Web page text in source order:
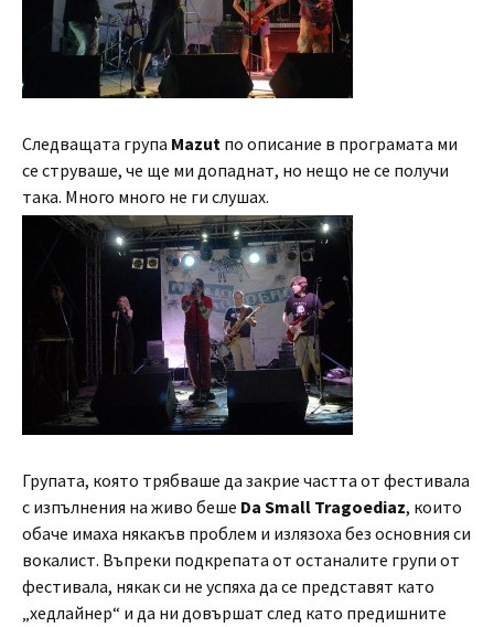
Следващата група Mazut по описание в програмата ми
се струваше, че ще ми допаднат, но нещо не се получи
така. Много много не ги слушах.
Групата, която трябваше да закрие частта от фестивала
с изпълнения на живо беше Da Small Tragoediaz, които
обаче имаха някакъв проблем и излязоха без основния си
вокалист. Въпреки подкрепата от останалите групи от
фестивала, някак си не успяха да се представят като
„хедлайнер“ и да ни довършат след като предишните